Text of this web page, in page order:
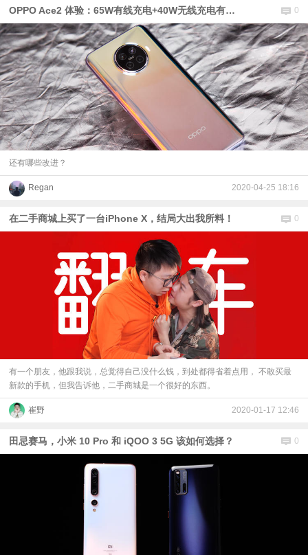
OPPO Ace2 体验：65W有线充电+40W无线充电有多快？ 0
还有哪些改进？
Regan 2020-04-25 18:16
在二手商城上买了一台iPhone X，结局大出我所料！ 0
有一个朋友，他跟我说，总觉得自己没什么钱，到处都得省着点用， 不敢买最
新款的手机，但我告诉他，二手商城是一个很好的东西。
崔野 2020-01-17 12:46
田忌赛马，小米 10 Pro 和 iQOO 3 5G 该如何选择？ 0